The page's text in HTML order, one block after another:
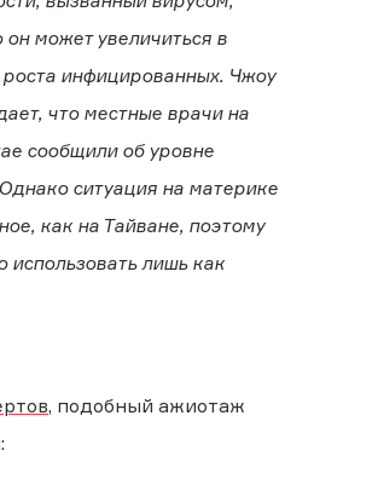
он может увеличиться в
инфицированных. Чжоу
что местные врачи на
сообщили об уровне
ситуация на материке
как на Тайване, поэтому
лишь как
, подобный ажиотаж